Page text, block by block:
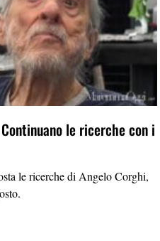
le ricerche con i
le ricerche di Angelo Corghi,